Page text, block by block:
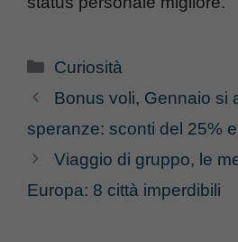
Categorie
Curiosità
Bonus voli, Gennaio si
speranze: sconti del 25%
Viaggio di gruppo, le
Europa: 8 città imperdibili